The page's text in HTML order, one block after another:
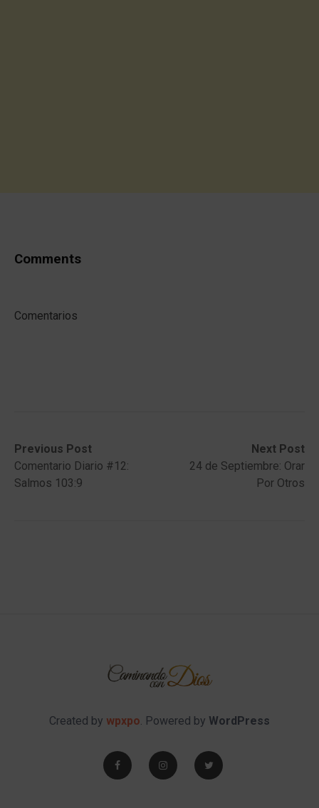
Comments
Comentarios
Post
navigation
Previous Post
Previous
post:Comentario Diario #12:
Salmos 103:9
Next Post
Next
post:
24 de Septiembre: Orar
Por Otros
Created by wpxpo . Powered by WordPress